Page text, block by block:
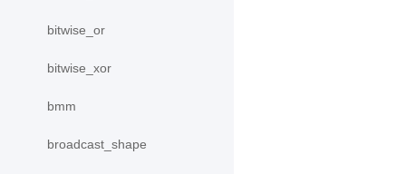
bitwise_or
bitwise_xor
bmm
broadcast_shape